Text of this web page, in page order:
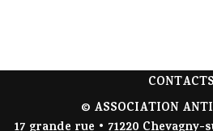
CONTACTS
© ASSOCIATION